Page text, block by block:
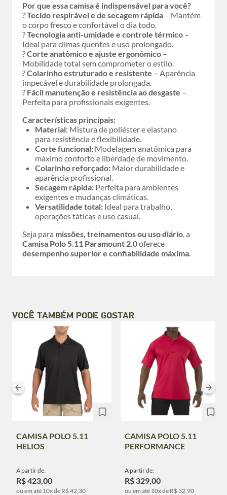
Por que essa camisa é indispensável para você?
?Tecido respirável e de secagem rápida – Mantém
o corpo fresco e confortável o dia todo.
?Tecnologia anti-umidade e controle térmico –
Ideal para climas quentes e uso prolongado.
?Corte anatômico e ajuste ergonômico –
Mobilidade total sem comprometer o estilo.
?Colarinho estruturado e resistente – Aparência
impecável e durabilidade prolongada.
? Fácil manutenção e resistência ao desgaste –
Perfeita para profissionais exigentes.
Características principais:
Material: Mistura de poliéster e elastano
para resistência e flexibilidade.
Corte funcional: Modelagem anatômica para
máximo conforto e liberdade de movimento.
Colarinho reforçado: Maior durabilidade e
aparência profissional.
Secagem rápida: Perfeita para ambientes
exigentes e mudanças climáticas.
Versatilidade total: Ideal para trabalho,
operações táticas e uso casual.
Seja para missões, treinamentos ou uso diário, a
Camisa Polo 5.11 Paramount 2.0oferece
desempenho superior e confiabilidade máxima.
VOCÊ TAMBÉM PODE GOSTAR
CAMISA POLO 5.11
HELIOS
A partir de:
R$ 423,00
ou em até 10x de R$ 42,30
CAMISA POLO 5.11
PERFORMANCE
A partir de:
R$ 329,00
ou em até 10x de R$ 32,90